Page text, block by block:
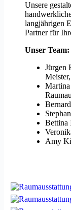
Unsere
langjährigen
Partner für
Unser Team:
Jürgen
Bettina
Amy